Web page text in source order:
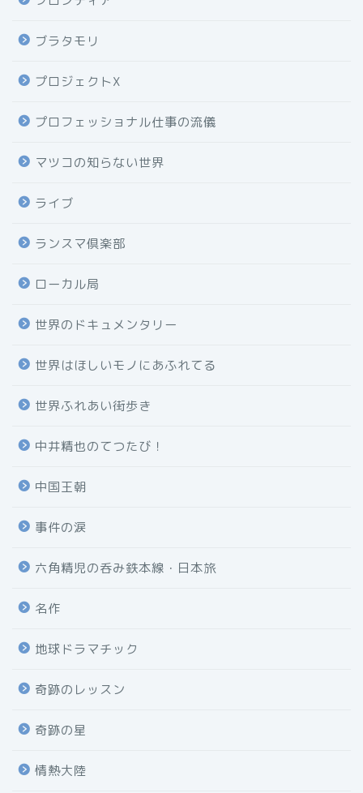
ブラタモリ
プロジェクトX
プロフェッショナル仕事の流儀
マツコの知らない世界
ライブ
ランスマ倶楽部
ローカル局
世界のドキュメンタリー
世界はほしいモノにあふれてる
世界ふれあい街歩き
中井精也のてつたび！
中国王朝
事件の涙
六角精児の呑み鉄本線・日本旅
名作
地球ドラマチック
奇跡のレッスン
奇跡の星
情熱大陸